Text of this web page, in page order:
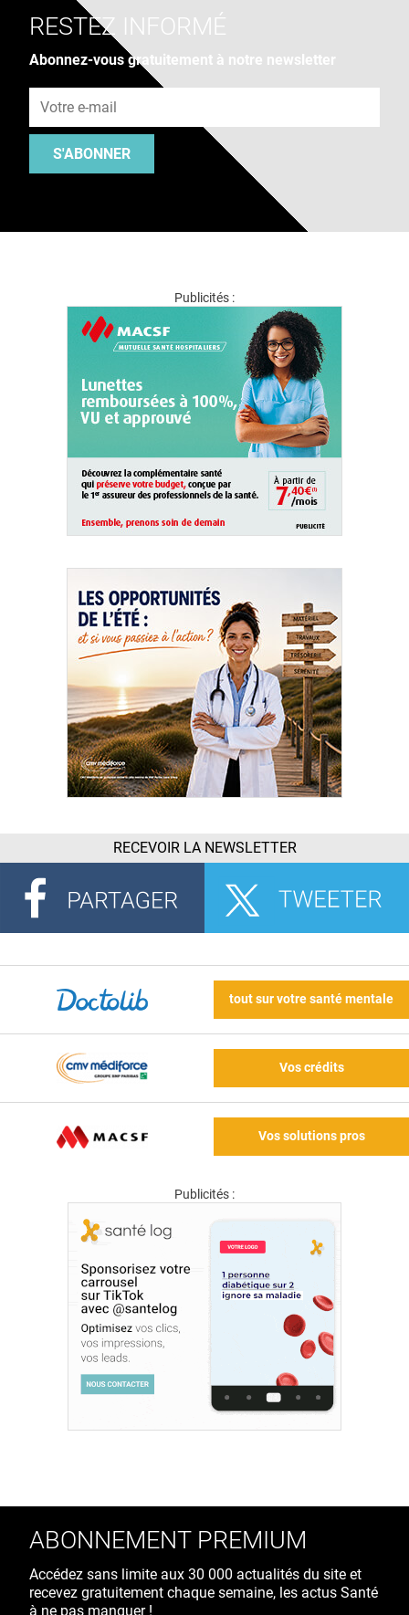
RESTEZ INFORMÉ
Abonnez-vous gratuitement à notre newsletter
S'ABONNER
Publicités :
RECEVOIR LA NEWSLETTER
tout sur votre santé mentale
Vos crédits
Vos solutions pros
Publicités :
ABONNEMENT PREMIUM
Accédez sans limite aux 30 000 actualités du site et
recevez gratuitement chaque semaine, les actus Santé
à ne pas manquer !